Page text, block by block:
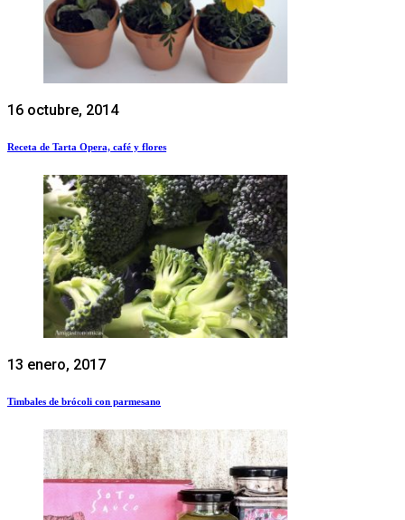
16 octubre, 2014
Receta de Tarta Opera, café y flores
13 enero, 2017
Timbales de brócoli con parmesano